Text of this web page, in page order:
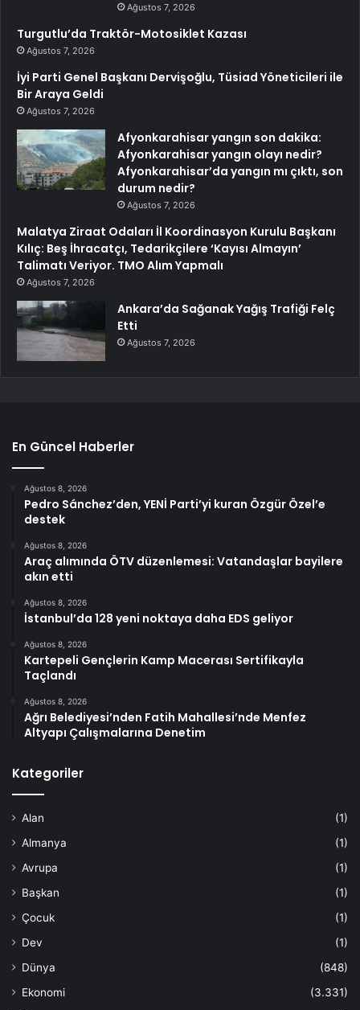
Ağustos 7, 2026
Turgutlu’da Traktör-Motosiklet Kazası
Ağustos 7, 2026
İyi Parti Genel Başkanı Dervişoğlu, Tüsiad Yöneticileri ile
Bir Araya Geldi
Ağustos 7, 2026
Afyonkarahisar yangın son dakika:
Afyonkarahisar yangın olayı nedir?
Afyonkarahisar’da yangın mı çıktı, son
durum nedir?
Ağustos 7, 2026
Malatya Ziraat Odaları İl Koordinasyon Kurulu Başkanı
Kılıç: Beş İhracatçı, Tedarikçilere ‘Kayısı Almayın’
Talimatı Veriyor. TMO Alım Yapmalı
Ağustos 7, 2026
Ankara’da Sağanak Yağış Trafiği Felç
Etti
Ağustos 7, 2026
En Güncel Haberler
Ağustos 8, 2026
Pedro Sánchez’den, YENİ Parti’yi kuran Özgür Özel’e
destek
Ağustos 8, 2026
Araç alımında ÖTV düzenlemesi: Vatandaşlar bayilere
akın etti
Ağustos 8, 2026
İstanbul’da 128 yeni noktaya daha EDS geliyor
Ağustos 8, 2026
Kartepeli Gençlerin Kamp Macerası Sertifikayla
Taçlandı
Ağustos 8, 2026
Ağrı Belediyesi’nden Fatih Mahallesi’nde Menfez
Altyapı Çalışmalarına Denetim
Kategoriler
Alan
(1)
Almanya
(1)
Avrupa
(1)
Başkan
(1)
Çocuk
(1)
Dev
(1)
Dünya
(848)
Ekonomi
(3.331)